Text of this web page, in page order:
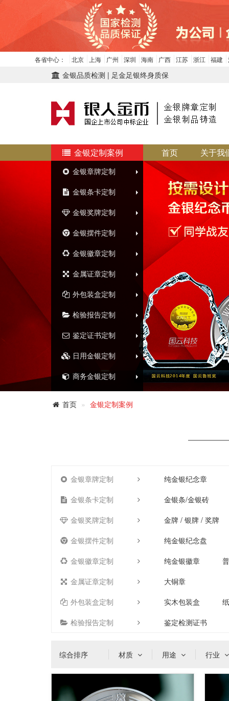
各省中心： 北京 上海 广州 深圳 海南 广西 江苏 浙江 福建
金银品质检测 | 足金足银终身质保
金银定制案例
金银章牌定制
金银条卡定制
金银奖牌定制
金银摆件定制
金银徽章定制
金属证章定制
外包装盒定制
检验报告定制
鉴定证书定制
日用金银定制
商务金银定制
首页 关于我
首页 金银定制案例
金银章牌定制
纯金银纪念章
金银条卡定制
金银条/金银砖
金银奖牌定制
金牌 / 银牌 / 奖牌
金银摆件定制
纯金银纪念盘
金银徽章定制
纯金银徽章
金属证章定制
大铜章
外包装盒定制
实木包装盒
检验报告定制
鉴定检测证书
综合排序 材质 用途 行业